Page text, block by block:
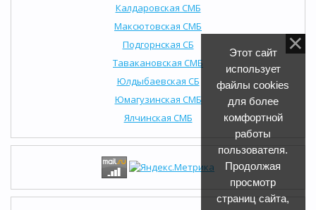
Калдаровская СМБ
Максютовская СМБ
Подгорнская СБ
Тавакановская СМБ
Юлдыбаевская СБ
Юмагузинская СМБ
Ялчинская СМБ
Этот сайт
использует
файлы cookies
для более
комфортной
работы
пользователя.
Продолжая
просмотр
страниц сайта,